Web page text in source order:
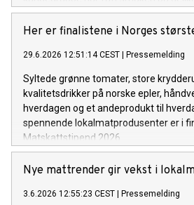
Her er finalistene i Norges
29.6.2026 12:51:14 CEST Pressemelding
Syltede grønne tomater, store
kvalitetsdrikker på norske epler,
hverdagen og et andeprodukt til
spennende lokalmatprodusenter er i
Matskattstipend 2026.
Nye mattrender gir vekst i
3.6.2026 12:55:23 CEST Pressemelding